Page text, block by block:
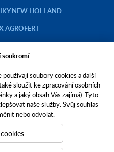
NEW HOLLAND
AGROFERT
AGROTEC a.s.
AGROTEC a. s., se sídlem v
69301, IČO 00544957,
v Brně, oddíl B, vložka 138.
koncernu AGROFERT řízeného
a.s.,
2327/2, Chodov, 149 00
soubory cookies a další
sloužit ke zpracování osobních
a jaký obsah Vás zajímá). Tyto
naše služby. Svůj souhlas
nebo odvolat.